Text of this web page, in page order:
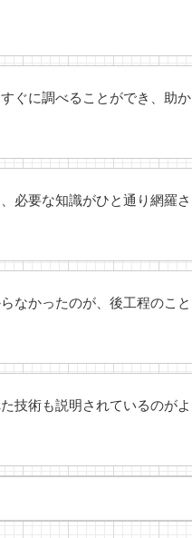
ぐに調べることができ、助か
必要な知識がひと通り網羅さ
なかったのが、後工程のこと
技術も説明されているのがよ